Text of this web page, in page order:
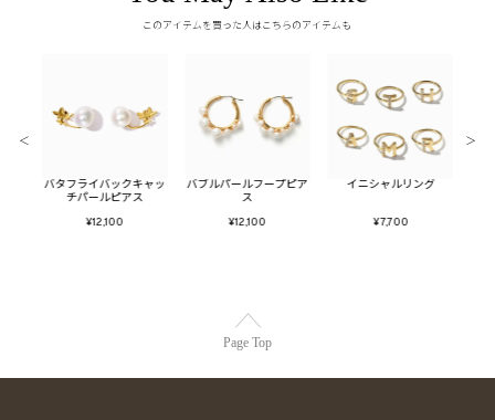
このアイテムを買った人はこちらのアイテムも
バタフライバックキャッ
チパールピアス
¥12,100
バブルパールフープピア
ス
¥12,100
イニシャルリング
¥7,700
＜ ＞
Page Top